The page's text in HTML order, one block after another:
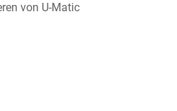
von U-Matic